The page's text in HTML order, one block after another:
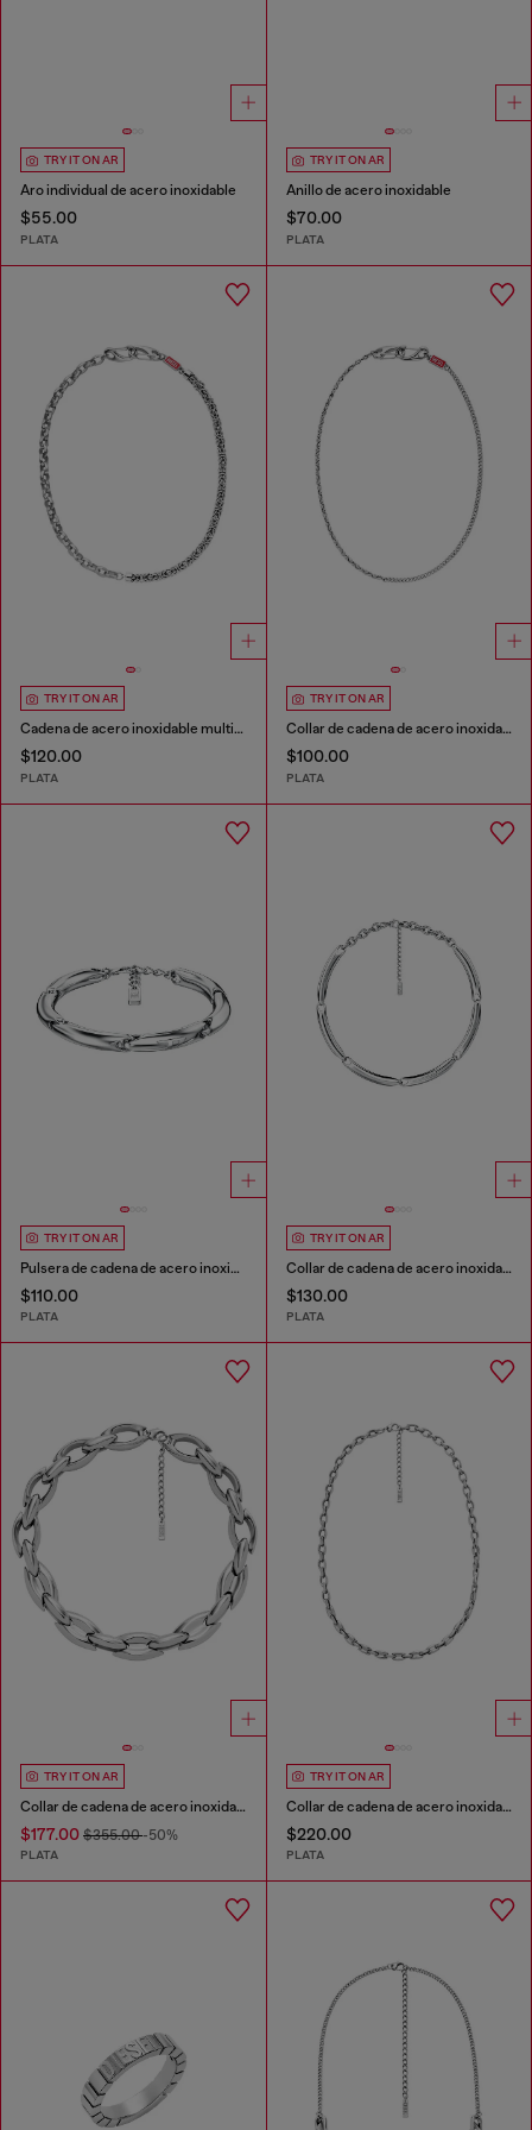
TRY IT ON AR
Aro individual de acero inoxidable
$55.00
PLATA
TRY IT ON AR
Anillo de acero inoxidable
$70.00
PLATA
TRY IT ON AR
Cadena de acero inoxidable multiuso
$120.00
PLATA
TRY IT ON AR
Collar de cadena de acero inoxidable multiuso
$100.00
PLATA
TRY IT ON AR
Pulsera de cadena de acero inoxidable
$110.00
PLATA
TRY IT ON AR
Collar de cadena de acero inoxidable
$130.00
PLATA
TRY IT ON AR
Collar de cadena de acero inoxidable
$177.00 $355.00-50%
PLATA
TRY IT ON AR
Collar de cadena de acero inoxidable
$220.00
PLATA